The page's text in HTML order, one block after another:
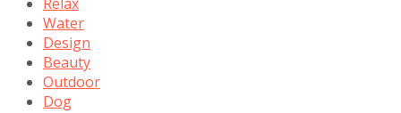
Water
Design
Beauty
Outdoor
Dog